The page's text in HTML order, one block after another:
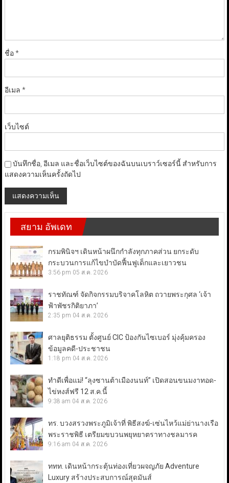
ชื่อ*
อีเมล *
เว็บไซต์
บันทึกชื่อ, อีเมล และชื่อเว็บไซต์ของฉันบนเบราว์เซอร์นี้ สำหรับการ
แสดงความเห็นครั้งถัดไป
สยาม อัพเดท
กรมพินิจฯ เดินหน้าผนึกกำลังทุกภาคส่วน ยกระดับ
กระบวนการแก้ไขบำบัดฟื้นฟูเด็กและเยาวชน
3:56 pm 05 ส.ค. 2026
ราชทัณฑ์ จัดกิจกรรมบริจาคโลหิต ถวายพระกุศล ‘เจ้า
ฟ้าพัชรกิติยาภา’
2:35 pm 04 ส.ค. 2026
ศาลยุติธรรม ตั้งศูนย์ CIC ป้องกันไซเบอร์ มุ่งคุ้มครอง
ข้อมูลคดี-ประชาชน
1:18 pm 04 ส.ค. 2026
ทำดีเพื่อแม่! “ลุงซานต้าเมืองนนท์” เปิดสอนขนมงาทอด-
ไข่หงส์ฟรี 12 ส.ค.นี้
9:38 am 04 ส.ค. 2026
ทร. บวงสรวงพระภูมิเจ้าที่ พิธีสงฆ์-เซ่นไหว้แม่ย่านางเรือ
พระราชพิธี เตรียมขบวนพยุหยาตราทางชลมารค
9:16 am 04 ส.ค. 2026
ททท. เดินหน้ากระตุ้นท่องเที่ยวผจญภัย Adventure
Luxury สร้างประสบการณ์สุดมันส์